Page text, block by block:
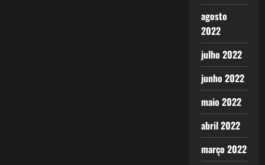
agosto
2022
julho 2022
junho 2022
maio 2022
abril 2022
março 2022